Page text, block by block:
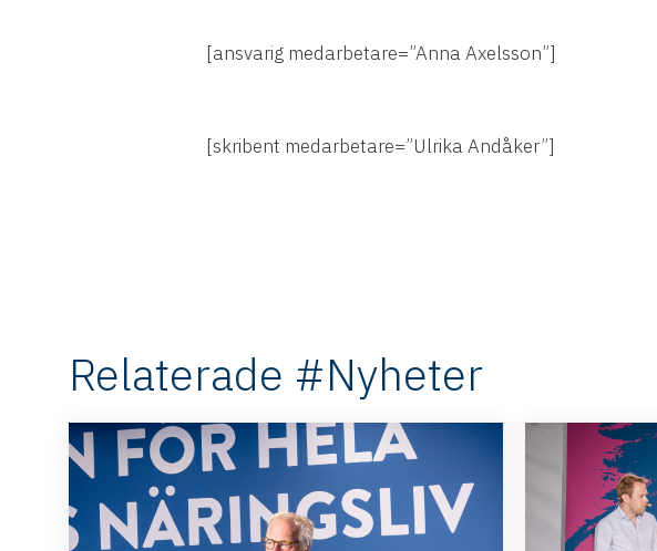
[ansvarig medarbetare=”Anna Axelsson”]
[skribent medarbetare=”Ulrika Andåker”]
Relaterade #Nyheter